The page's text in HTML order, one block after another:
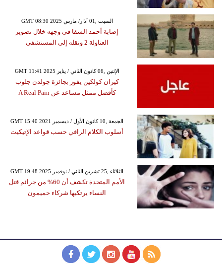
GMT 08:30 2025 السبت ,01 آذار/ مارس
إصابة أحمد السقا في وجهه خلال تصوير
العتاولة 2 ونقله إلى المستشفى
GMT 11:41 2025 الإثنين ,06 كانون الثاني / يناير
كيران كولكين يفوز بجائزة جولدن جلوب
كأفضل ممثل مساعد عن A Real Pain
GMT 15:40 2021 الجمعة ,10 كانون الأول / ديسمبر
أسلوب الكلام الراقي حسب قواعد الإتيكيت
GMT 19:48 2025 الثلاثاء ,25 تشرين الثاني / نوفمبر
الأمم المتحدة تكشف أن 60% من جرائم قتل
النساء يرتكبها شركاء حميمون